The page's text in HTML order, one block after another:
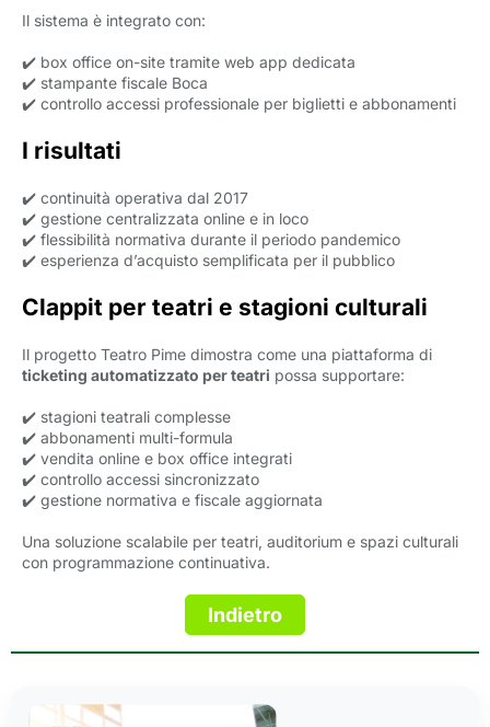
Il sistema è integrato con:
✔️ box office on-site tramite web app dedicata
✔️ stampante fiscale Boca
✔️ controllo accessi professionale per biglietti e abbonamenti
I risultati
✔️ continuità operativa dal 2017
✔️ gestione centralizzata online e in loco
✔️ flessibilità normativa durante il periodo pandemico
✔️ esperienza d’acquisto semplificata per il pubblico
Clappit per teatri e stagioni culturali
Il progetto Teatro Pime dimostra come una piattaforma di
ticketing automatizzato per teatri possa supportare:
✔️ stagioni teatrali complesse
✔️ abbonamenti multi-formula
✔️ vendita online e box office integrati
✔️ controllo accessi sincronizzato
✔️ gestione normativa e fiscale aggiornata
Una soluzione scalabile per teatri, auditorium e spazi culturali
con programmazione continuativa.